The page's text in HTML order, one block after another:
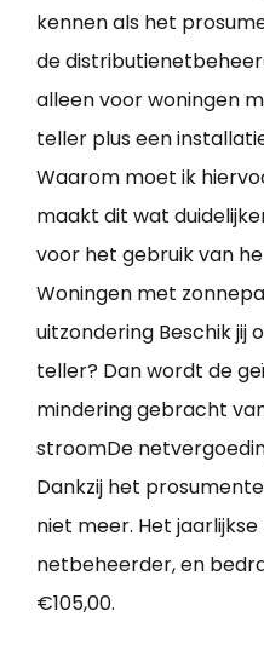
kennen als het
de
alleen voor woningen
teller plus een
Waarom moet ik
maakt dit wat
voor het gebruik van
Woningen met
uitzondering Beschik jij
teller? Dan wordt de
mindering gebracht
stroomDe
Dankzij het
niet meer. Het
netbeheerder, en
€105,00.